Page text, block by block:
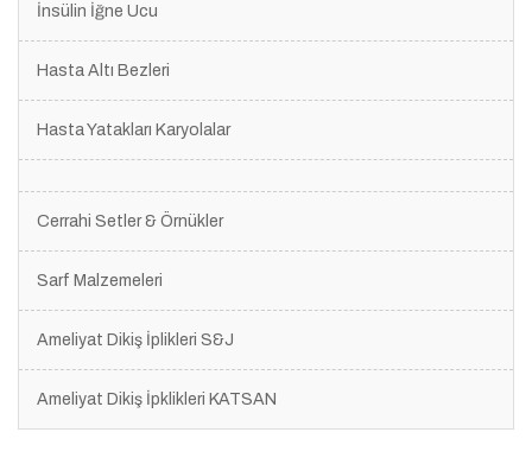
İnsülin İğne Ucu
Hasta Altı Bezleri
Hasta Yatakları Karyolalar
Cerrahi Setler & Örnükler
Sarf Malzemeleri
Ameliyat Dikiş İplikleri S&J
Ameliyat Dikiş İpklikleri KATSAN